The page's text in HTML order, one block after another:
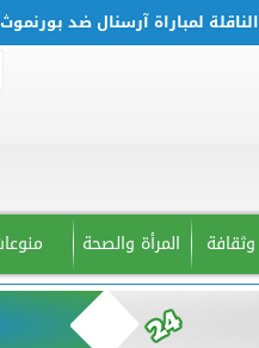
آرسنال ضد بورنموث
المرأة والصحة